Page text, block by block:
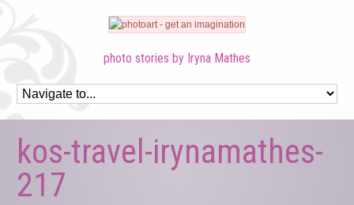
photo stories by Iryna Mathes
kos-travel-irynamathes-
217